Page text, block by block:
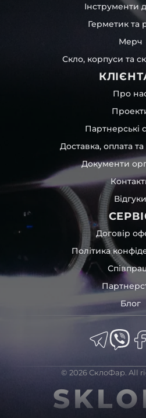
Інструменти
Герметик та
Мерч
Скло, корпуси та
Про
Партнерські
Доставка, оплата
Документи
Відгуки
Договір
Політика
Блог
© 2026 СклоФар. All